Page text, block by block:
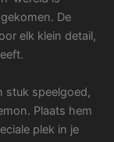
De
elk klein detail,
stuk speelgoed,
Plaats hem
plek in je